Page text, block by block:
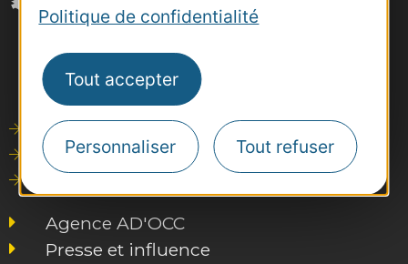
Politique de confidentialité
Tout accepter
Personnaliser Tout refuser
Outils de communication
Photothèque
Agence AD'OCC
Presse et influence